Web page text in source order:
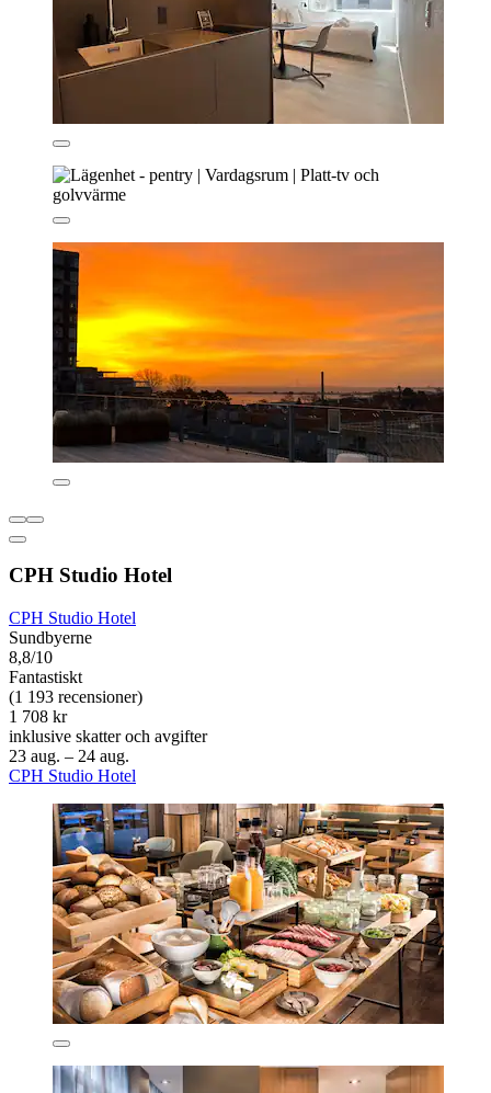
CPH Studio Hotel
CPH Studio Hotel
Sundbyerne
8,8/10
Fantastiskt
(1 193 recensioner)
1 708 kr
inklusive skatter och avgifter
23 aug. – 24 aug.
CPH Studio Hotel